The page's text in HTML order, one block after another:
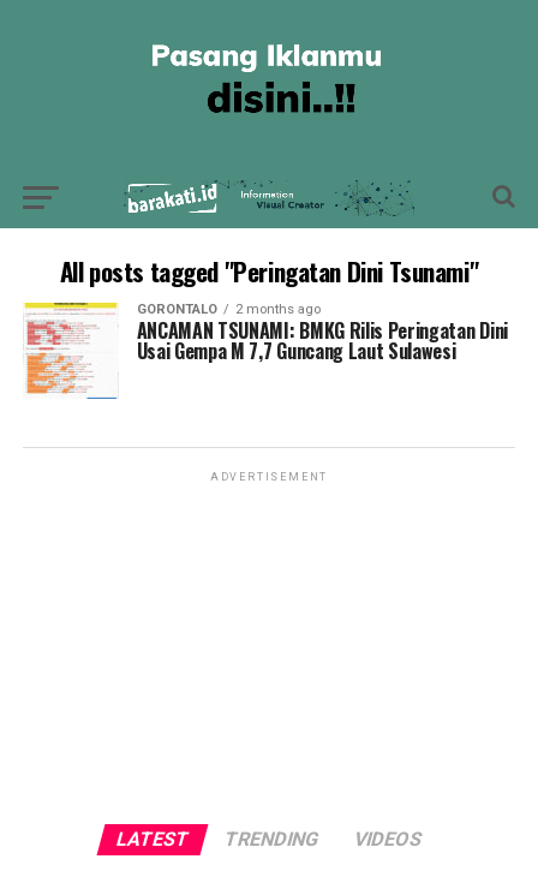
All posts tagged "Peringatan Dini Tsunami"
GORONTALO 2 months ago
ANCAMAN TSUNAMI: BMKG Rilis Peringatan Dini
Usai Gempa M 7,7 Guncang Laut Sulawesi
ADVERTISEMENT
LATEST TRENDING VIDEOS